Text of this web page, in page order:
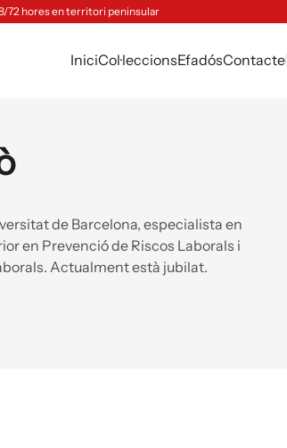
72 hores en territori peninsular
IniciCol·leccionsEfadósContacte
de Barcelona, especialista en
en Prevenció de Riscos Laborals i
Actualment està jubilat.